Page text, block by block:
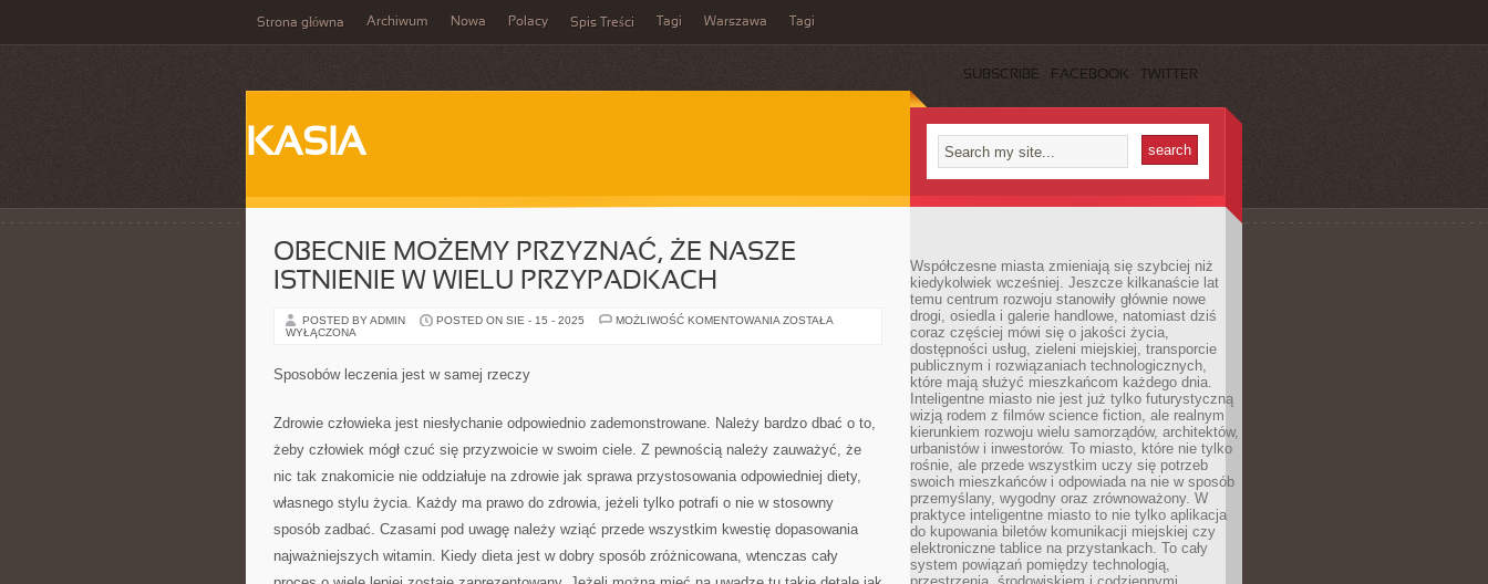
Strona główna Archiwum Nowa Polacy Spis Treści Tagi Warszawa Tagi
SUBSCRIBE FACEBOOK TWITTER
KASIA
OBECNIE MOŻEMY PRZYZNAĆ, ŻE NASZE
ISTNIENIE W WIELU PRZYPADKACH
POSTED BY ADMIN POSTED ON SIE - 15 - 2025 MOŻLIWOŚĆ KOMENTOWANIA OBECNIE
PRZYPADKACH
ZOSTAŁA
WYŁĄCZONA
Sposobów leczenia jest w samej rzeczy
Zdrowie człowieka jest niesłychanie odpowiednio zademonstrowane. Należy bardzo dbać o to,
żeby człowiek mógł czuć się przyzwoicie w swoim ciele. Z pewnością należy zauważyć, że
nic tak znakomicie nie oddziałuje na zdrowie jak sprawa przystosowania odpowiedniej diety,
własnego stylu życia. Każdy ma prawo do zdrowia, jeżeli tylko potrafi o nie w stosowny
sposób zadbać. Czasami pod uwagę należy wziąć przede wszystkim kwestię dopasowania
najważniejszych witamin. Kiedy dieta jest w dobry sposób zróżnicowana, wtenczas cały
Współczesne miasta zmieniają się szybciej niż
kiedykolwiek wcześniej. Jeszcze kilkanaście lat
temu centrum rozwoju stanowiły głównie nowe
drogi, osiedla i galerie handlowe, natomiast dziś
coraz częściej mówi się o jakości życia,
dostępności usług, zieleni miejskiej, transporcie
publicznym i rozwiązaniach technologicznych,
które mają służyć mieszkańcom każdego dnia.
Inteligentne miasto nie jest już tylko futurystyczną
wizją rodem z filmów science fiction, ale realnym
kierunkiem rozwoju wielu samorządów, architektów,
urbanistów i inwestorów. To miasto, które nie tylko
rośnie, ale przede wszystkim uczy się potrzeb
swoich mieszkańców i odpowiada na nie w sposób
przemyślany, wygodny oraz zrównoważony. W
praktyce inteligentne miasto to nie tylko aplikacja
do kupowania biletów komunikacji miejskiej czy
elektroniczne tablice na przystankach. To cały
system powiązań pomiędzy technologią,